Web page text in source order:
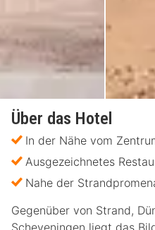
Über das Hotel
In der Nähe vom
Ausgezeichnetes
Nahe der
Gegenüber von Strand,